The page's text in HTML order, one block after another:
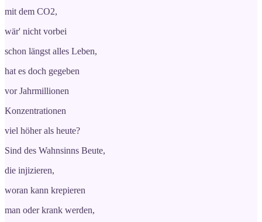
mit dem CO2,
wär' nicht vorbei
schon längst alles Leben,
hat es doch gegeben
vor Jahrmillionen
Konzentrationen
viel höher als heute?
Sind des Wahnsinns Beute,
die injizieren,
woran kann krepieren
man oder krank werden,